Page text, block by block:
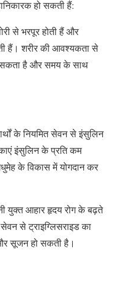
हो सकती हैं:
से भरपूर होती हैं और
हैं। शरीर की आवश्यकता से
है और समय के साथ
के नियमित सेवन से इंसुलिन
इंसुलिन के प्रति कम
के विकास में योगदान कर
युक्त आहार हृदय रोग के बढ़ते
से ट्राइग्लिसराइड का
सूजन हो सकती है।